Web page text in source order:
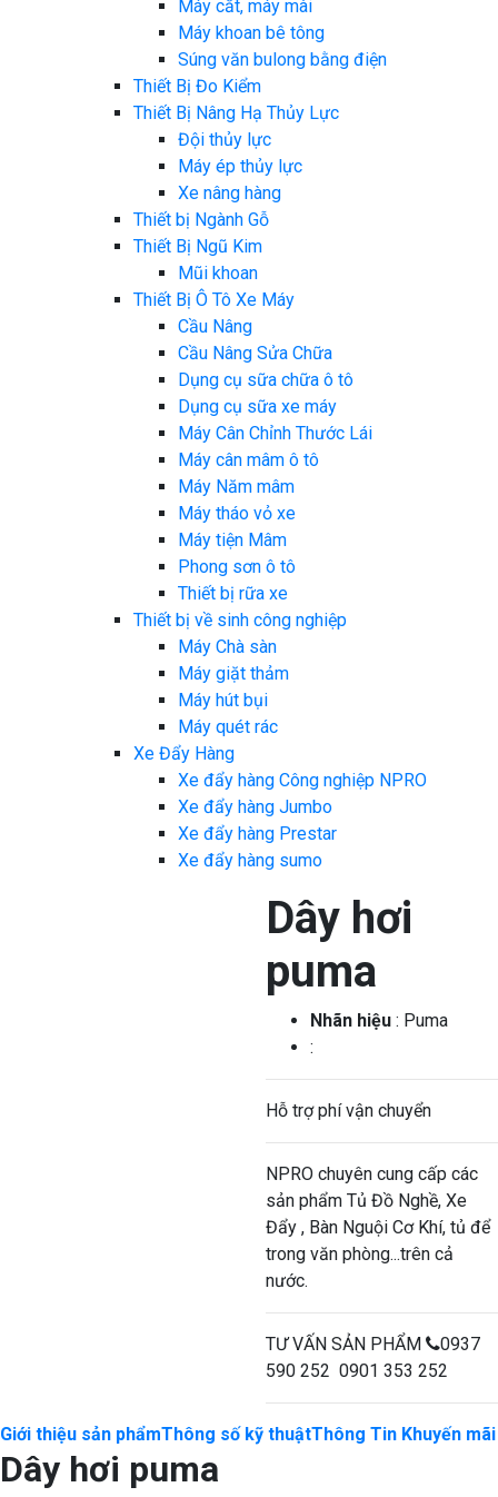
Máy cắt, máy mài
Máy khoan bê tông
Súng văn bulong bằng điện
Thiết Bị Đo Kiểm
Thiết Bị Nâng Hạ Thủy Lực
Đội thủy lực
Máy ép thủy lực
Xe nâng hàng
Thiết bị Ngành Gỗ
Thiết Bị Ngũ Kim
Mũi khoan
Thiết Bị Ô Tô Xe Máy
Cầu Nâng
Cầu Nâng Sửa Chữa
Dụng cụ sữa chữa ô tô
Dụng cụ sữa xe máy
Máy Cân Chỉnh Thước Lái
Máy cân mâm ô tô
Máy Năm mâm
Máy tháo vỏ xe
Máy tiện Mâm
Phong sơn ô tô
Thiết bị rữa xe
Thiết bị về sinh công nghiệp
Máy Chà sàn
Máy giặt thảm
Máy hút bụi
Máy quét rác
Xe Đẩy Hàng
Xe đẩy hàng Công nghiệp NPRO
Xe đẩy hàng Jumbo
Xe đẩy hàng Prestar
Xe đẩy hàng sumo
Dây hơi
puma
Nhãn hiệu : Puma
:
Hỗ trợ phí vận chuyển
NPRO chuyên cung cấp các
sản phẩm Tủ Đồ Nghề, Xe
Đẩy , Bàn Nguội Cơ Khí, tủ để
trong văn phòng...trên cả
nước.
TƯ VẤN SẢN PHẨM
0937
590 252 0901 353 252
Giới thiệu sản phẩmThông số kỹ thuậtThông Tin Khuyến mãi
Dây hơi puma